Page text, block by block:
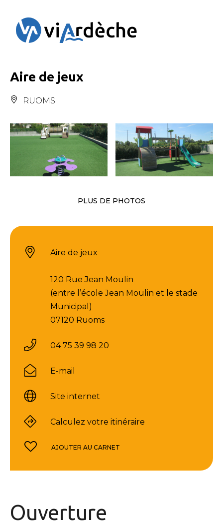
Aire de jeux
RUOMS
PLUS DE PHOTOS
Ouverture
Aire de jeux
120 Rue Jean Moulin
(entre l’école Jean Moulin et le stade
Municipal)
07120 Ruoms
04 75 39 98 20
E-mail
Site internet
Calculez votre itinéraire
AJOUTER AU CARNET